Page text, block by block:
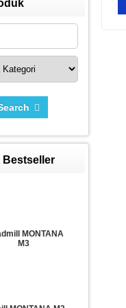
Bestseller